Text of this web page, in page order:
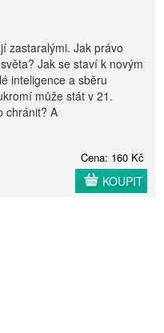
zastaralými. Jak právo
Jak se staví k novým
inteligence a sběru
může stát v 21.
chránit? A
Cena: 160 Kč
KOUPIT